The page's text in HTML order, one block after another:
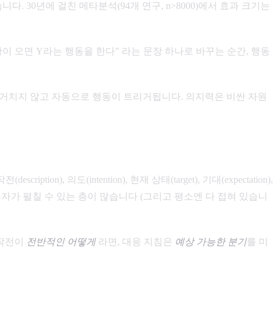
다. 30년에 걸친 메타분석(94개 연구, n>8000)에서 효과 크기는
오면 Y라는 행동을 한다” 라는 문장 하나로 바꾸는 순간, 행동
치지 않고 자동으로 행동이 트리거됩니다. 의지력은 비싼 자원
(description), 의도(intention), 현재 상태(target), 기대(expectation),
가 펼칠 수 있는 층이 많습니다 (그리고 평소엔 다 접혀 있습니
전이 전반적인 어떻게라면, 대응 지침은 예상 가능한 분기를 미